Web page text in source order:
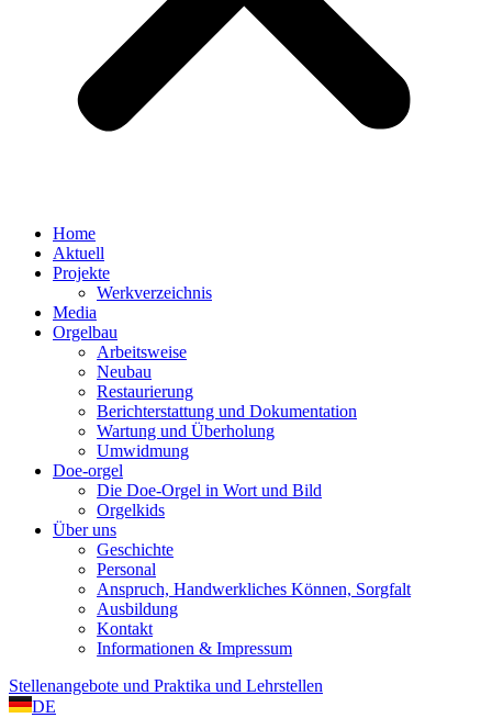
Home
Aktuell
Projekte
Werkverzeichnis
Media
Orgelbau
Arbeitsweise
Neubau
Restaurierung
Berichterstattung und Dokumentation
Wartung und Überholung
Umwidmung
Doe-orgel
Die Doe-Orgel in Wort und Bild
Orgelkids
Über uns
Geschichte
Personal
Anspruch, Handwerkliches Können, Sorgfalt
Ausbildung
Kontakt
Informationen & Impressum
Stellenangebote und Praktika und Lehrstellen
DE